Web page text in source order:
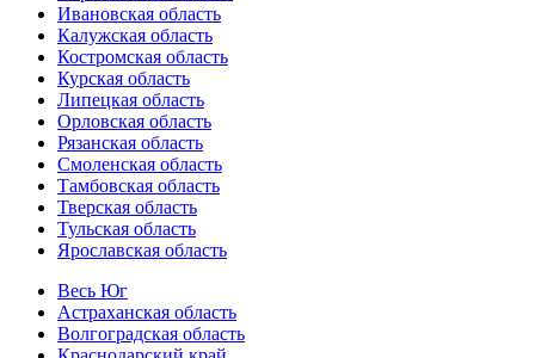
Ивановская область
Калужская область
Костромская область
Курская область
Липецкая область
Орловская область
Рязанская область
Смоленская область
Тамбовская область
Тверская область
Тульская область
Ярославская область
Весь Юг
Астраханская область
Волгоградская область